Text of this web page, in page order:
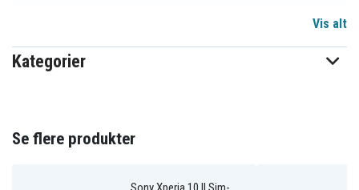
Produkttype
Vis alt
Kategorier
Se flere produkter